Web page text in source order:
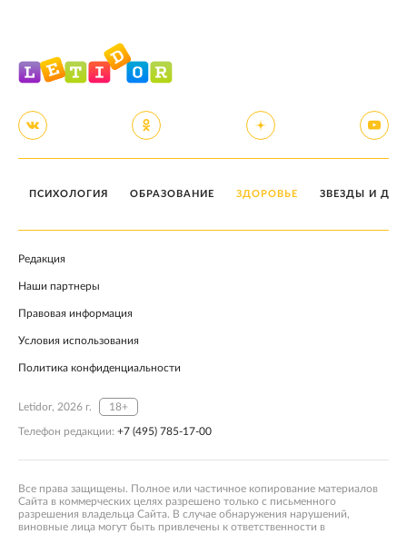
ПСИХОЛОГИЯ ОБРАЗОВАНИЕ ЗДОРОВЬЕ ЗВЕЗДЫ И
Редакция
Наши партнеры
Правовая информация
Условия использования
Политика конфиденциальности
Letidor, 2026 г. 18+
Телефон редакции: +7 (495) 785-17-00
Все права защищены. Полное или частичное копирование материалов
Сайта в коммерческих целях разрешено только с письменного
разрешения владельца Сайта. В случае обнаружения нарушений,
виновные лица могут быть привлечены к ответственности в